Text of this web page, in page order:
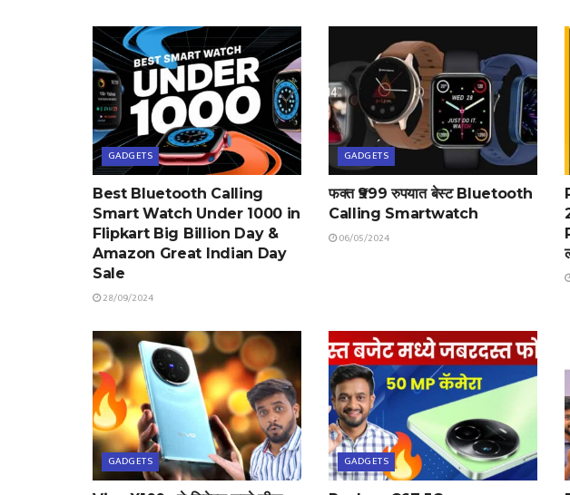
GADGETS
Best Bluetooth Calling
Smart Watch Under 1000 in
Flipkart Big Billion Day &
Amazon Great Indian Day
Sale
28/09/2024
GADGETS
फक्त ₹999 रुपयात बेस्ट Bluetooth
Calling Smartwatch
06/05/2024
GADGETS GADGETS